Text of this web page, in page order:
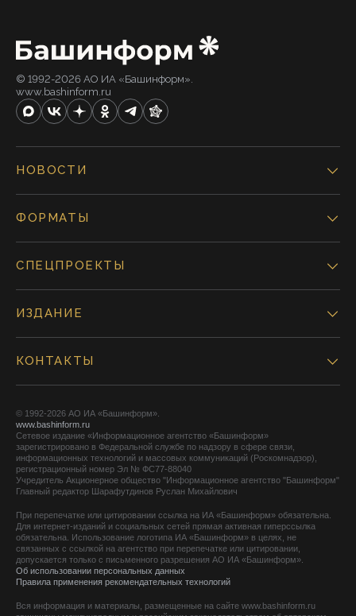
© 1992-2026 АО ИА «Башинформ».
www.bashinform.ru
НОВОСТИ
ФОРМАТЫ
СПЕЦПРОЕКТЫ
ИЗДАНИЕ
КОНТАКТЫ
© 1992-2026 АО ИА «Башинформ».
www.bashinform.ru
Сетевое издание «Информационное агентство «Башинформ»
зарегистрировано в Федеральной службе по надзору в сфере связи,
информационных технологий и массовых коммуникаций (Роскомнадзор),
регистрационный номер Эл № ФС77-88040
Учредитель Акционерное общество "Информационное агентство "Башинформ"
Главный редактор Шарафутдинов Руслан Михайлович
При перепечатке или цитировании ссылка на ИА «Башинформ» обязательна.
Для интернет-изданий и социальных сетей прямая активная гиперссылка
обязательна. Использование логотипа ИА «Башинформ» в целях, не
связанных с ссылкой на агентство при перепечатке или цитировании,
допускается только с письменного разрешения АО ИА «Башинформ».
Об использовании персональных данных
Правила применения рекомендательных технологий
Вся информация и материалы, размещенные на сайте www.bashinform.ru